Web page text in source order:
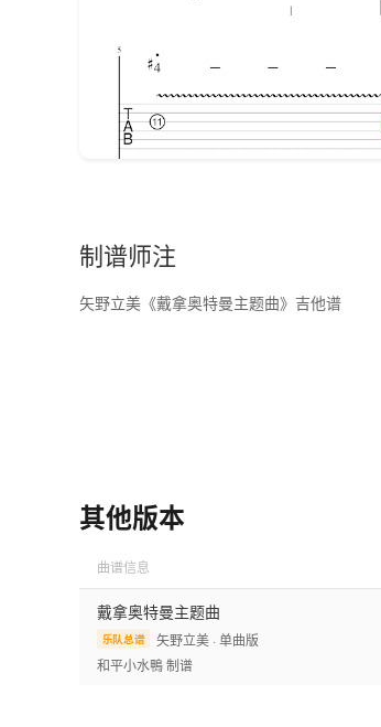
制谱师注
矢野立美《戴拿奥特曼主题曲》吉他谱
其他版本
曲谱信息
戴拿奥特曼主题曲
乐队总谱 矢野立美 · 单曲版
和平小水鴨制谱